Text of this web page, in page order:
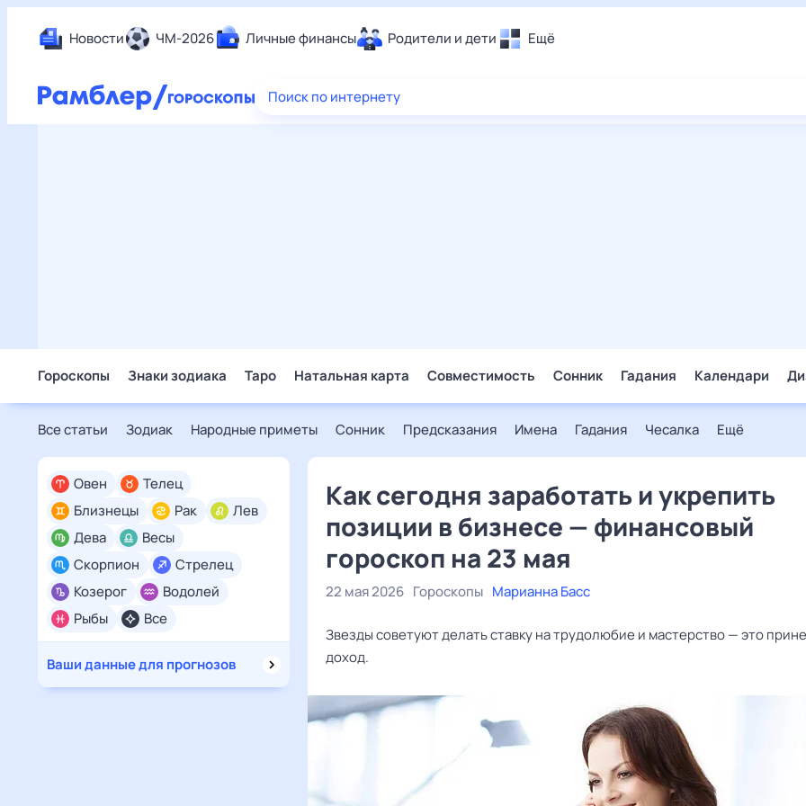
Новости ЧМ-2026 Личные финансы Родители и дети Ещё
Еда
Поиск по интернету
Гороскопы Знаки зодиака Таро Натальная карта Совместимость Сонник Гадания Календари
Все статьи Зодиак Народные приметы Сонник Предсказания Имена Гадания Чесалка Ещё
Все
Овен
Телец
Близнецы
Рак
Лев
Дева
Весы
Скорпион
Стрелец
Козерог
Водолей
Рыбы
Ваши данные для прогнозов
Как сегодня заработать и укрепить
позиции в бизнесе — финансовый
гороскоп на 23 мая
22 мая 2026 Гороскопы Марианна Басс
Звезды советуют делать ставку на трудолюбие и мастерство — это
доход.